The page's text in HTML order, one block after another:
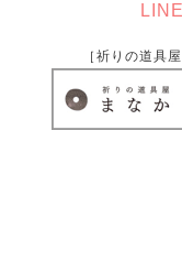
［祈りの道具